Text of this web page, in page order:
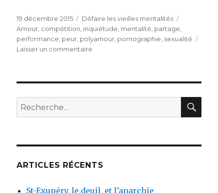
c
e
b
o
k
se
n
g
it
te
r
te
re
m
bl
ai
l
ta
g
Publié
le
19 décembre 2015 Catégories
Défaire les vieilles mentalités
Amour compétition inquiétude mentalité partage
performance peur polyamour pornographie sexualité
Laisser un commentaire
Recherche
pour
ARTICLES RÉCENTS
St-Exupéry, le deuil, et l’anarchie